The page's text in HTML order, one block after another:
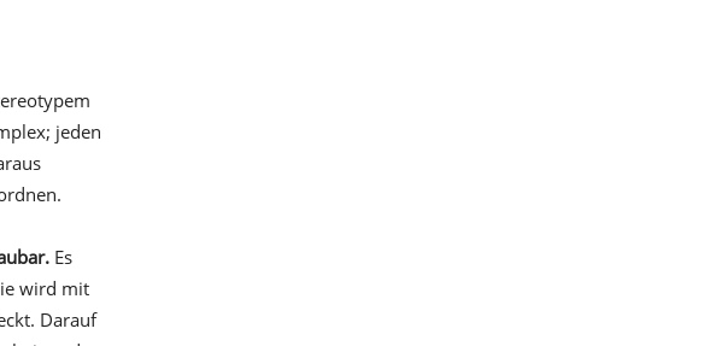
jeden
Es
wird mit
Darauf